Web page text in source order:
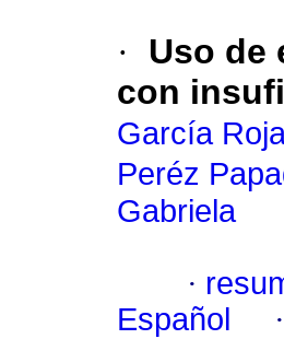
·
Uso de
con
García
Peréz
Gabriela
·
Español
·